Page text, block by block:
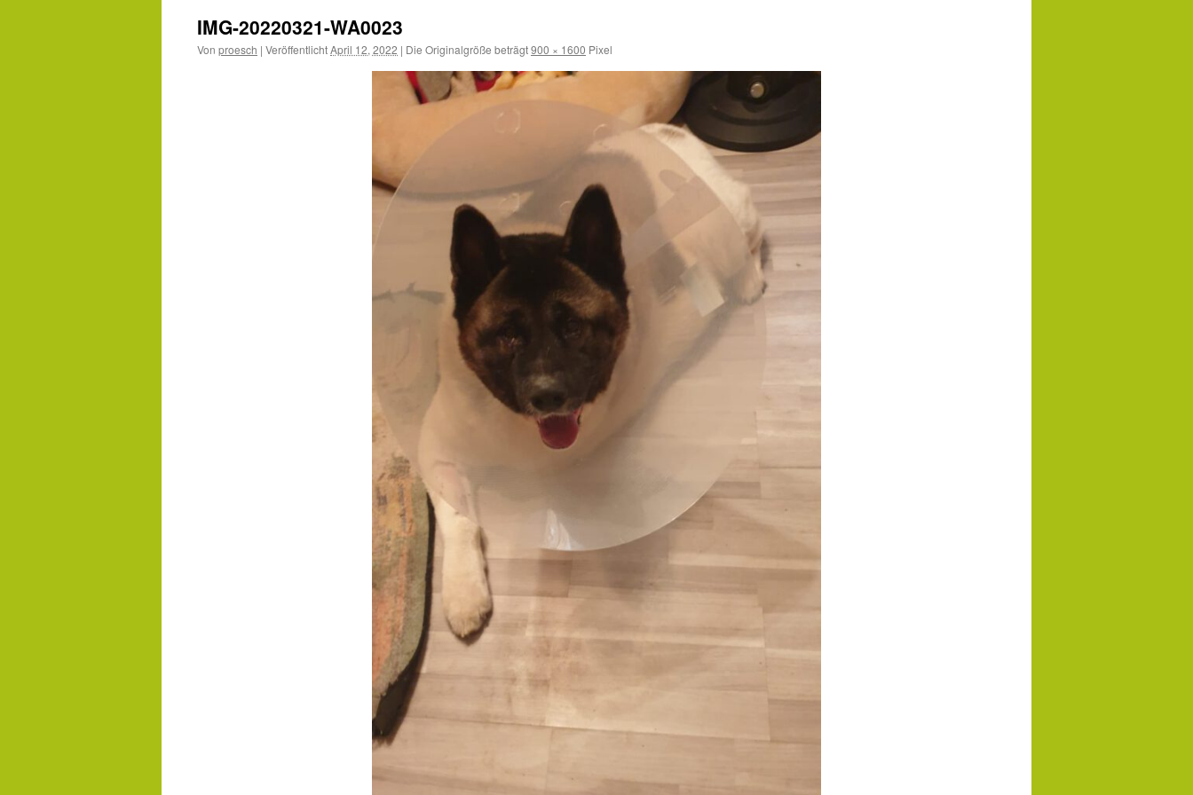
IMG-20220321-WA0023
Von proesch | VeröffentlichtApril 12, 2022 | Die Originalgröße beträgt900 × 1600 Pixel